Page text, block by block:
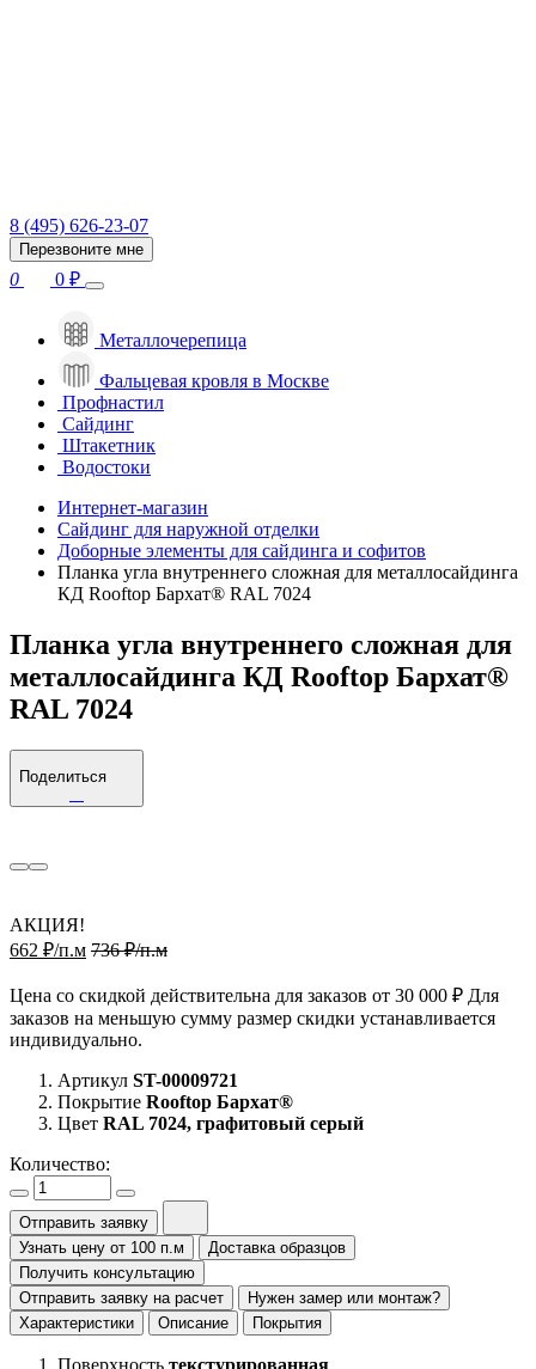
8 (495) 626-23-07
Перезвоните мне
0 0 ₽
Металлочерепица
Фальцевая кровля в Москве
Профнастил
Сайдинг
Штакетник
Водостоки
Интернет-магазин
Сайдинг для наружной отделки
Доборные элементы для сайдинга и софитов
Планка угла внутреннего сложная для металлосайдинга
КД Rooftop Бархат® RAL 7024
Планка угла внутреннего сложная для
металлосайдинга КД Rooftop Бархат®
RAL 7024
Поделиться
АКЦИЯ!
662 ₽/п.м 736 ₽/п.м
Цена со скидкой действительна для заказов от 30 000 ₽ Для
заказов на меньшую сумму размер скидки устанавливается
индивидуально.
Артикул ST-00009721
Покрытие Rooftop Бархат®
Цвет RAL 7024, графитовый серый
Количество:
Отправить заявку
Узнать цену от 100 п.м
Доставка образцов
Получить консультацию
Отправить заявку на расчет
Нужен замер или монтаж?
Характеристики
Описание Покрытия
Поверхность текстурированная